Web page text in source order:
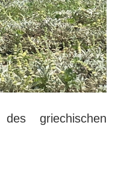
griechischen